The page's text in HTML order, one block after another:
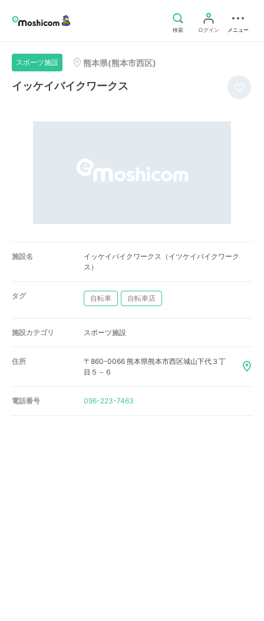
検索 ログイン メニュー
スポーツ施設 熊本県(熊本市西区)
イッケイバイクワークス
施設名
イッケイバイクワークス（イツケイバイクワーク
ス）
タグ 自転車 自転車店
施設カテゴリ スポーツ施設
住所
〒860-0066 熊本県熊本市西区城山下代３丁
目５－６
電話番号 096-223-7463